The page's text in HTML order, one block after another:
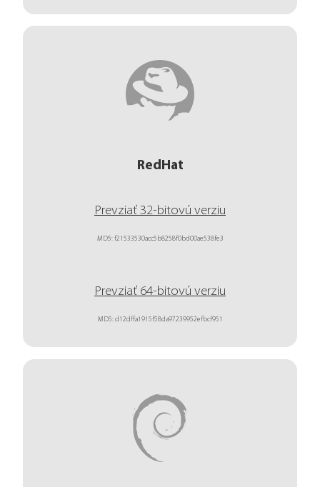
RedHat
Prevziať 32-bitovú verziu
MD5: f21533530acc5b8258f0bd00ae538fe3
Prevziať 64-bitovú verziu
MD5: d12dffa1915f58da97239952efbcf951